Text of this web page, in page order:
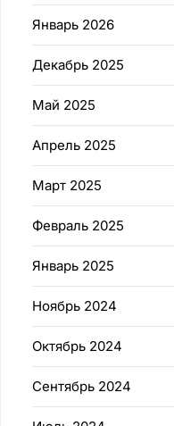
Январь 2026
Декабрь 2025
Май 2025
Апрель 2025
Март 2025
Февраль 2025
Январь 2025
Ноябрь 2024
Октябрь 2024
Сентябрь 2024